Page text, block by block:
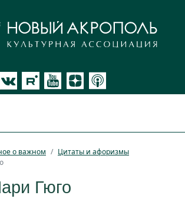
о важном
Цитаты и афоризмы
Гюго